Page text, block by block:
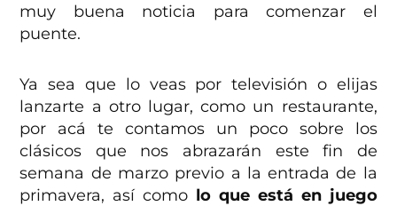
muy buena noticia para comenzar el
puente.
Ya sea que lo veas por televisión o elijas
lanzarte a otro lugar, como un restaurante,
por acá te contamos un poco sobre los
clásicos que nos abrazarán este fin de
semana de marzo previo a la entrada de la
primavera, así como lo que está en juego